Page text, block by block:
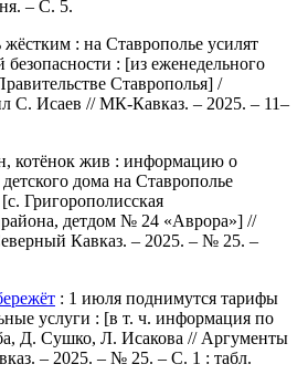
– С. 5.
: на Ставрополье усилят
: [из еженедельного
Ставрополья] /
С. Исаев // МК-Кавказ. – 2025. – 11–
котёнок жив : информацию о
дома на Ставрополье
Григорополисская
района, детдом № 24 «Аврора»] //
Кавказ. – 2025. – № 25. –
: 1 июля поднимутся тарифы
услуги : [в т. ч. информация по
Д. Сушко, Л. Исакова // Аргументы
– 2025. – № 25. – С. 1 : табл.